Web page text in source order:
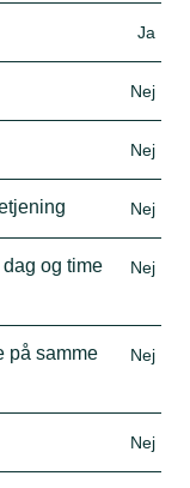
Ja
Nej
Nej
Nej
og time
Nej
på samme
Nej
Nej